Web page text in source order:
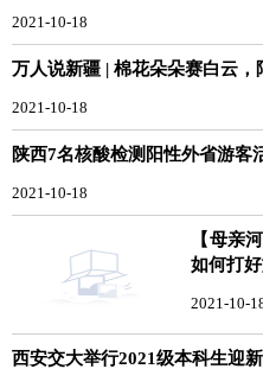
2021-10-18
万人说新疆 | 棉花朵朵赛白云，
2021-10-18
陕西7名核酸检测阳性外省游客
2021-10-18
【母亲
如何打
2021-10-
西安交大举行2021级本科生迎